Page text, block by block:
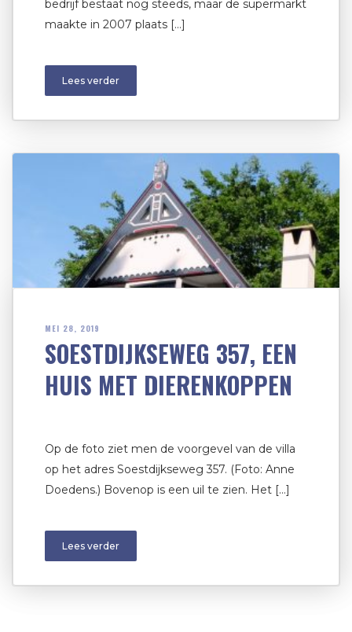
bedrijf bestaat nog steeds, maar de supermarkt
maakte in 2007 plaats […]
Lees verder
MEI 28, 2019
SOESTDIJKSEWEG 357, EEN
HUIS MET DIERENKOPPEN
Op de foto ziet men de voorgevel van de villa
op het adres Soestdijkseweg 357. (Foto: Anne
Doedens.) Bovenop is een uil te zien. Het […]
Lees verder